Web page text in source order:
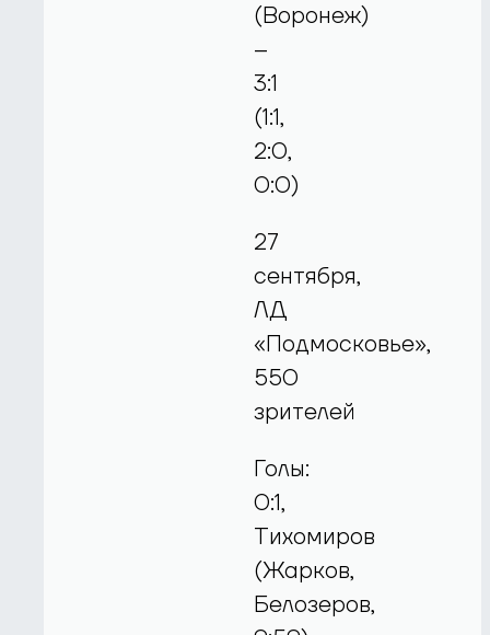
(Воронеж)
–
3:1
(1:1,
2:0,
0:0)
27
сентября,
ЛД
«Подмосковье»,
550
зрителей
Голы:
0:1,
Тихомиров
(Жарков,
Белозеров,